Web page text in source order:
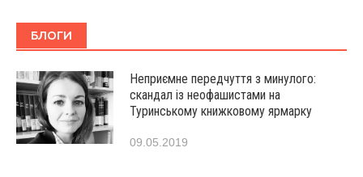
БЛОГИ
Неприємне передчуття з минулого:
скандал із неофашистами на
Туринському книжковому ярмарку
09.05.2019